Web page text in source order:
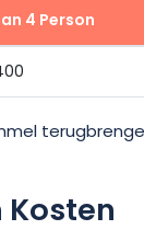
4 Person
Kosten